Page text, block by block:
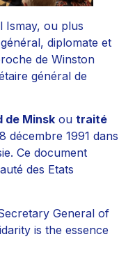
Ismay, ou plus
diplomate et
de Winston
général de
de Minsk ou traité
décembre 1991 dans
Ce document
des Etats
General of
is the essence